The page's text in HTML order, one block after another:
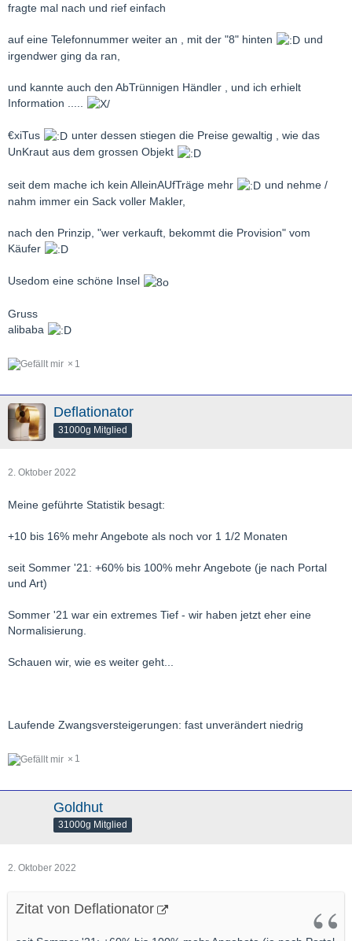
fragte mal nach und rief einfach
auf eine Telefonnummer weiter an , mit der "8" hinten
und
irgendwer ging da ran,
und kannte auch den AbTrünnigen Händler , und ich erhielt
Information .....
€xiTus
unter dessen stiegen die Preise gewaltig , wie das
UnKraut aus dem grossen Objekt
seit dem mache ich kein AlleinAUfTräge mehr
und nehme /
nahm immer ein Sack voller Makler,
nach den Prinzip, "wer verkauft, bekommt die Provision" vom
Käufer
Usedom eine schöne Insel
Gruss
alibaba
1
Deflationator
31000g Mitglied
2. Oktober 2022
Meine geführte Statistik besagt:
+10 bis 16% mehr Angebote als noch vor 1 1/2 Monaten
seit Sommer '21: +60% bis 100% mehr Angebote (je nach Portal
und Art)
Sommer '21 war ein extremes Tief - wir haben jetzt eher eine
Normalisierung.
Schauen wir, wie es weiter geht...
Laufende Zwangsversteigerungen: fast unverändert niedrig
1
Goldhut
31000g Mitglied
2. Oktober 2022
Zitat von Deflationator